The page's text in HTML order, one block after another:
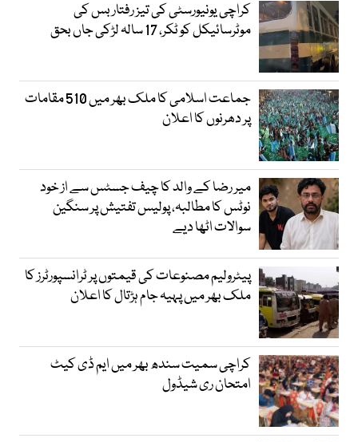
کراچی یونیورسٹی کی تیز رفتار بس کی
موٹرسائیکل کو ٹکر، 17 سالہ لڑکی جاں بحق
جماعت اسلامی کا ملک بھر میں 510 مقامات
پر دھرنوں کا اعلان
میر رضا کے والد کا چیف جسٹس سے از خود
نوٹس کا مطالبہ، پولیس تفتیش پر سنگین
سوالات اٹھا دیے
پیٹرولیم مصنوعات کی قیمتوں پر ٹرانسپورٹرز کا
ملک بھر میں پہیہ جام ہڑتال کا اعلان
کراچی سمیت سندھ بھر میں ایم ڈی کیٹ
امتحان ری شیڈول